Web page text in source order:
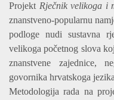
Projekt Rječnik velikoga i
znanstveno-popularnu
podloge nudi sustavna
velikoga početnog slova
znanstvene zajednice,
govornika hrvatskoga
Metodologija rada na